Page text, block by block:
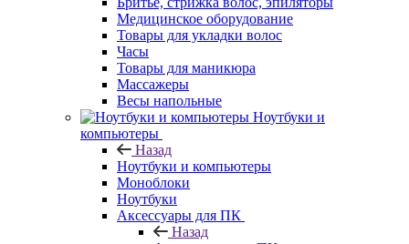
Медицинское оборудование
Товары для укладки волос
Часы
Товары для маникюра
Массажеры
Весы напольные
Ноутбуки и
компьютеры
Назад
Ноутбуки и компьютеры
Моноблоки
Ноутбуки
Аксессуары для ПК
Назад